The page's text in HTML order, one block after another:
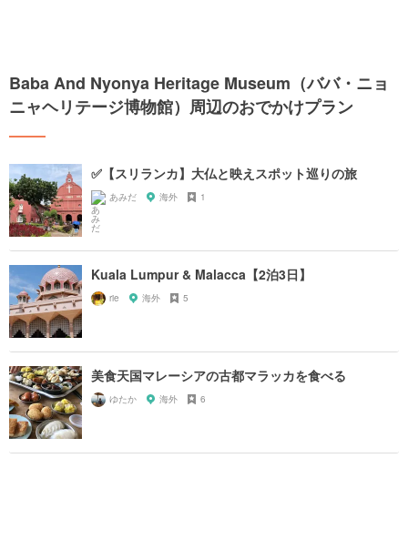
Baba And Nyonya Heritage Museum（ババ・ニョ
ニャヘリテージ博物館）周辺のおでかけプラン
✅【スリランカ】大仏と映えスポット巡りの旅
あみだ 海外 1
Kuala Lumpur & Malacca【2泊3日】
rie 海外 5
美食天国マレーシアの古都マラッカを食べる
ゆたか 海外 6